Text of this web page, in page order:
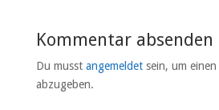
Kommentar absenden
Du musst angemeldetsein, um einen
abzugeben.